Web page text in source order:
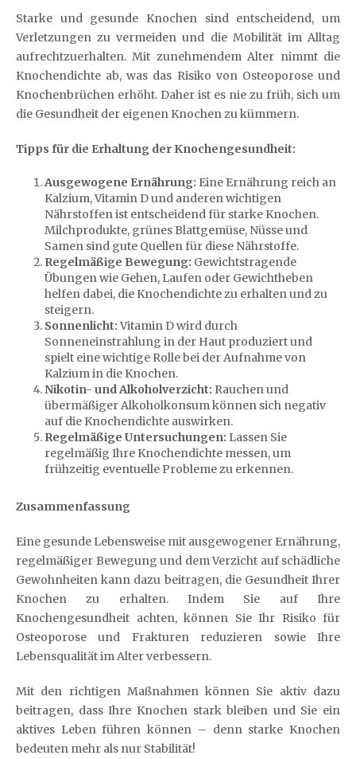
Starke und gesunde Knochen sind entscheidend, um
Verletzungen zu vermeiden und die Mobilität im Alltag
aufrechtzuerhalten. Mit zunehmendem Alter nimmt die
Knochendichte ab, was das Risiko von Osteoporose und
Knochenbrüchen erhöht. Daher ist es nie zu früh, sich um
die Gesundheit der eigenen Knochen zu kümmern.
Tipps für die Erhaltung der Knochengesundheit:
Ausgewogene Ernährung: Eine Ernährung reich an
Kalzium, Vitamin D und anderen wichtigen
Nährstoffen ist entscheidend für starke Knochen.
Milchprodukte, grünes Blattgemüse, Nüsse und
Samen sind gute Quellen für diese Nährstoffe.
Regelmäßige Bewegung: Gewichtstragende
Übungen wie Gehen, Laufen oder Gewichtheben
helfen dabei, die Knochendichte zu erhalten und zu
steigern.
Sonnenlicht:Vitamin D wird durch
Sonneneinstrahlung in der Haut produziert und
spielt eine wichtige Rolle bei der Aufnahme von
Kalzium in die Knochen.
Nikotin- und Alkoholverzicht: Rauchen und
übermäßiger Alkoholkonsum können sich negativ
auf die Knochendichte auswirken.
Regelmäßige Untersuchungen: Lassen Sie
regelmäßig Ihre Knochendichte messen, um
frühzeitig eventuelle Probleme zu erkennen.
Zusammenfassung
Eine gesunde Lebensweise mit ausgewogener Ernährung,
regelmäßiger Bewegung und dem Verzicht auf schädliche
Gewohnheiten kann dazu beitragen, die Gesundheit Ihrer
Knochen zu erhalten. Indem Sie auf Ihre
Knochengesundheit achten, können Sie Ihr Risiko für
Osteoporose und Frakturen reduzieren sowie Ihre
Lebensqualität im Alter verbessern.
Mit den richtigen Maßnahmen können Sie aktiv dazu
beitragen, dass Ihre Knochen stark bleiben und Sie ein
aktives Leben führen können – denn starke Knochen
bedeuten mehr als nur Stabilität!